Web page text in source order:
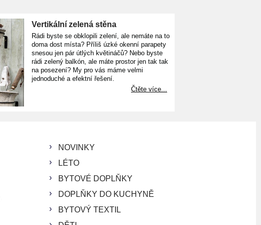
Vertikální zelená stěna
Rádi byste se obklopili zelení, ale nemáte na to
doma dost místa? Příliš úzké okenní parapety
snesou jen pár útlých květináčů? Nebo byste
rádi zelený balkón, ale máte prostor jen tak tak
na posezení? My pro vás máme velmi
jednoduché a efektní řešení.
Čtěte více...
NOVINKY
LÉTO
BYTOVÉ DOPLŇKY
DOPLŇKY DO KUCHYNĚ
BYTOVÝ TEXTIL